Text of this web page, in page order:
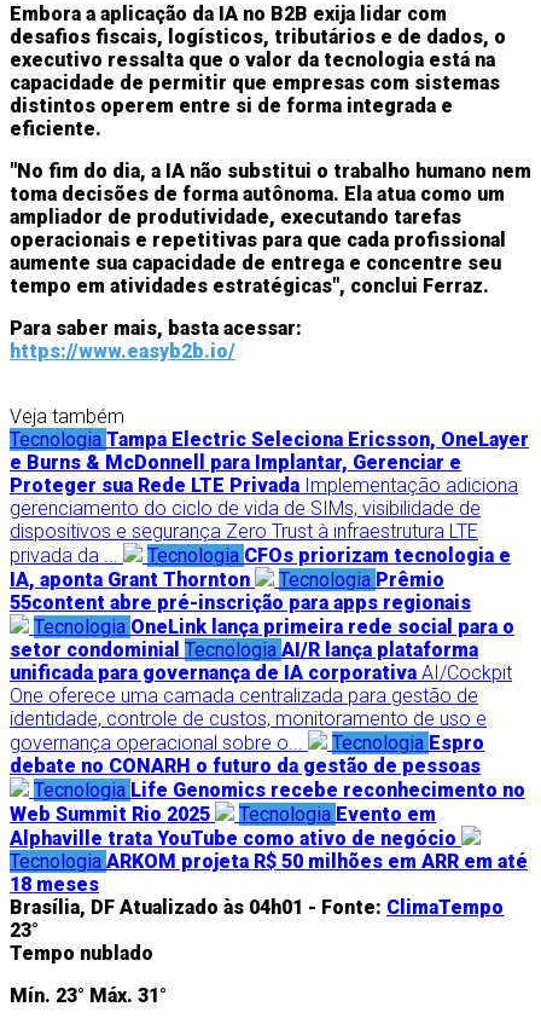
Embora a aplicação da IA no B2B exija lidar com
desafios fiscais, logísticos, tributários e de dados, o
executivo ressalta que o valor da tecnologia está na
capacidade de permitir que empresas com sistemas
distintos operem entre si de forma integrada e
eficiente.
"No fim do dia, a IA não substitui o trabalho humano nem
toma decisões de forma autônoma. Ela atua como um
ampliador de produtividade, executando tarefas
operacionais e repetitivas para que cada profissional
aumente sua capacidade de entrega e concentre seu
tempo em atividades estratégicas", conclui Ferraz.
Para saber mais, basta acessar:
https://www.easyb2b.io/
Veja também
Tecnologia Tampa Electric Seleciona Ericsson, OneLayer
e Burns & McDonnell para Implantar, Gerenciar e
Proteger sua Rede LTE Privada Implementação adiciona
gerenciamento do ciclo de vida de SIMs, visibilidade de
dispositivos e segurança Zero Trust à infraestrutura LTE
privada da ...
Tecnologia CFOs priorizam tecnologia e
IA, aponta Grant Thornton
Tecnologia Prêmio
55content abre pré-inscrição para apps regionais
Tecnologia OneLink lança primeira rede social para o
setor condominial Tecnologia AI/R lança plataforma
unificada para governança de IA corporativa AI/Cockpit
One oferece uma camada centralizada para gestão de
identidade, controle de custos, monitoramento de uso e
governança operacional sobre o...
Tecnologia Espro
debate no CONARH o futuro da gestão de pessoas
Tecnologia Life Genomics recebe reconhecimento no
Web Summit Rio 2025
Tecnologia Evento em
Alphaville trata YouTube como ativo de negócio
Tecnologia ARKOM projeta R$ 50 milhões em ARR em até
18 meses
Brasília, DF Atualizado às 04h01 - Fonte: ClimaTempo
23°
Tempo nublado
Mín. 23° Máx. 31°